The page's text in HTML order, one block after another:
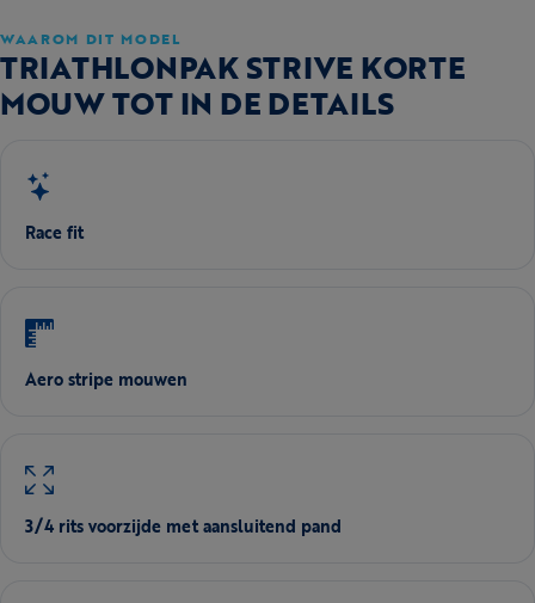
WAAROM DIT MODEL
TRIATHLONPAK STRIVE KORTE
MOUW TOT IN DE DETAILS
Race fit
Aero stripe mouwen
3/4 rits voorzijde met aansluitend pand